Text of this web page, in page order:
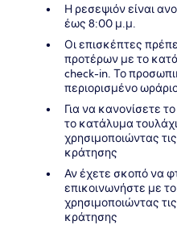
Η ρεσεψιόν είναι
έως 8:00 μ.μ.
Οι επισκέπτες
προτέρων με το
check-in. Το
περιορισμένο
Για να κανονίσετε
το κατάλυμα
χρησιμοποιώντας
κράτησης
Αν έχετε σκοπό να
επικοινωνήστε με
χρησιμοποιώντας
κράτησης